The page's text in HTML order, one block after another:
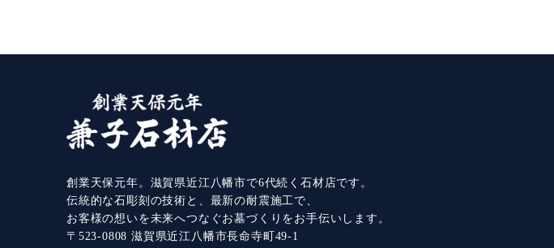
創業天保元年。滋賀県近江八幡市で6代続く石材店です。
伝統的な石彫刻の技術と、最新の耐震施工で、
お客様の想いを未来へつなぐお墓づくりをお手伝いします。
〒523-0808 滋賀県近江八幡市長命寺町49-1